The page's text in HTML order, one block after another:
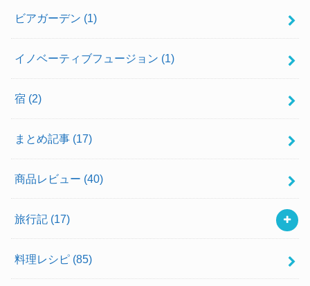
ビアガーデン (1)
イノベーティブフュージョン (1)
宿 (2)
まとめ記事 (17)
商品レビュー (40)
旅行記 (17)
料理レシピ (85)